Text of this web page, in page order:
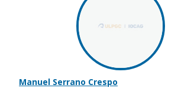
Manuel Serrano Crespo